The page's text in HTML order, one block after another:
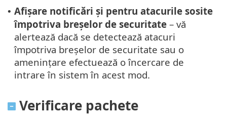
• Afișare notificări și pentru atacurile sosite
împotriva breșelor de securitate – vă
alertează dacă se detectează atacuri
împotriva breșelor de securitate sau o
amenințare efectuează o încercare de
intrare în sistem în acest mod.
Verificare pachete